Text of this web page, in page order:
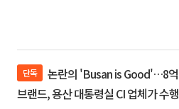
단독
브랜드, 용산 대통령실 CI 업체가 수행